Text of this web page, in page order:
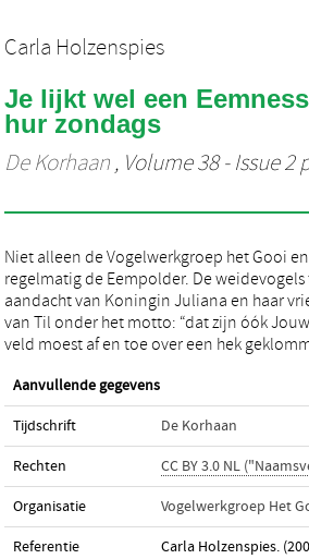
Carla Holzenspies
Je lijkt wel een
hur zondags
De Korhaan , Volume 38 - Issue 2
Niet alleen de Vogelwerkgroep het Gooi
regelmatig de Eempolder. De
aandacht van Koningin Juliana en haar
van Til onder het motto: “dat zijn óók
veld moest af en toe over een hek
Aanvullende gegevens
Tijdschrift De Korhaan
Rechten CC BY 3.0 NL
Organisatie Vogelwerkgroep Het
Referentie
Carla Holzenspies.